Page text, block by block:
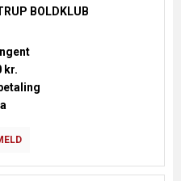
BOLDKLUB
kr.